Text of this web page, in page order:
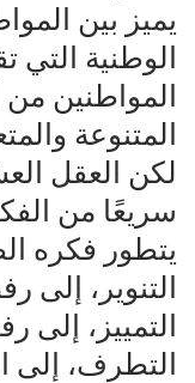
يميز بين
الوطنية
المواطنين من
المتنوعة
لكن العقل
سريعًا من
يتطور فكره
التنوير، إلى
التمييز، إلى
التطرف، إلى